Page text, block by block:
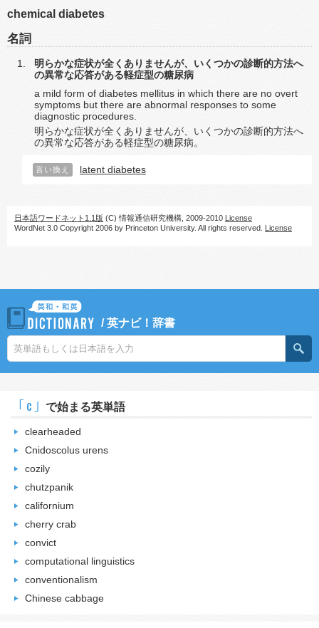
chemical diabetes
名詞
明らかな症状が全くありませんが、いくつかの診断的方法へ
の異常な応答がある軽症型の糖尿病
a mild form of diabetes mellitus in which there are no overt
symptoms but there are abnormal responses to some
diagnostic procedures.
明らかな症状が全くありませんが、いくつかの診断的方法へ
の異常な応答がある軽症型の糖尿病。
言い換え latent diabetes
日本語ワードネット1.1版 (C) 情報通信研究機構, 2009-2010 License
WordNet 3.0 Copyright 2006 by Princeton University. All rights reserved. License
/英ナビ！辞書
｢c｣ で始まる英単語
clearheaded
Cnidoscolus urens
cozily
chutzpanik
californium
cherry crab
convict
computational linguistics
conventionalism
Chinese cabbage